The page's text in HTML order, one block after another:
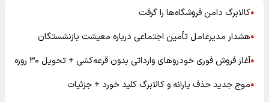
●کالابرگ دامن فروشگاه‌ها را گرفت
●هشدار مدیرعامل تأمین اجتماعی درباره معیشت بازنشستگان
●آغاز فروش فوری خودروهای وارداتی بدون قرعه‌کشی + تحویل ۳۰ روزه
●موج جدید حذف یارانه و کالابرگ کلید خورد + جزئیات